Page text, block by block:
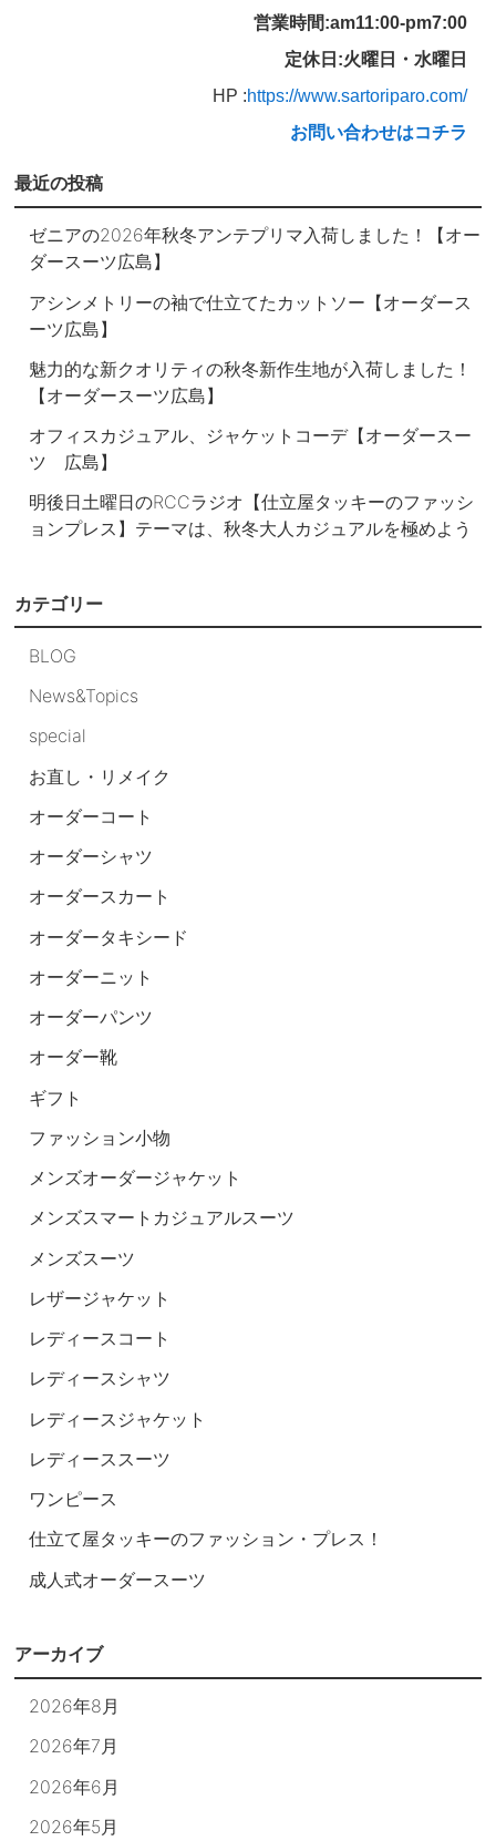
営業時間:am11:00-pm7:00
定休日:火曜日・水曜日
HP :https://www.sartoriparo.com/
お問い合わせはコチラ
最近の投稿
ゼニアの2026年秋冬アンテプリマ入荷しました！【オー
ダースーツ広島】
アシンメトリーの袖で仕立てたカットソー【オーダース
ーツ広島】
魅力的な新クオリティの秋冬新作生地が入荷しました！
【オーダースーツ広島】
オフィスカジュアル、ジャケットコーデ【オーダースー
ツ 広島】
明後日土曜日のRCCラジオ【仕立屋タッキーのファッシ
ョンプレス】テーマは、秋冬大人カジュアルを極めよう
カテゴリー
BLOG
News&Topics
special
お直し・リメイク
オーダーコート
オーダーシャツ
オーダースカート
オーダータキシード
オーダーニット
オーダーパンツ
オーダー靴
ギフト
ファッション小物
メンズオーダージャケット
メンズスマートカジュアルスーツ
メンズスーツ
レザージャケット
レディースコート
レディースシャツ
レディースジャケット
レディーススーツ
ワンピース
仕立て屋タッキーのファッション・プレス！
成人式オーダースーツ
アーカイブ
2026年8月
2026年7月
2026年6月
2026年5月